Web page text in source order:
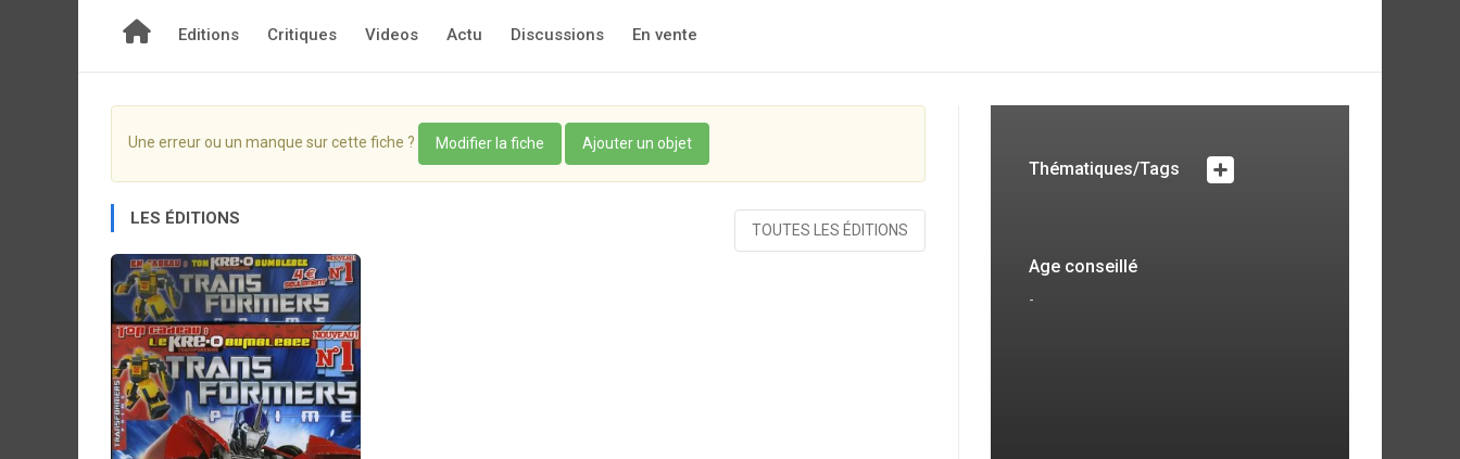
Editions Critiques Videos Actu Discussions En vente
Une erreur ou un manque sur cette fiche ? Modifier la fiche Ajouter un objet
LES ÉDITIONS
TOUTES LES ÉDITIONS
Thématiques/Tags
Age conseillé
-